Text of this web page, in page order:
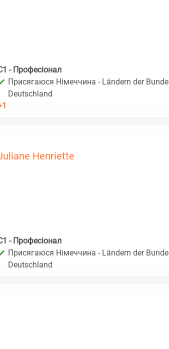
- Професіонал
Присягаюся Німеччина - Ländern der
Deutschland
Henriette
- Професіонал
Присягаюся Німеччина - Ländern der
Deutschland